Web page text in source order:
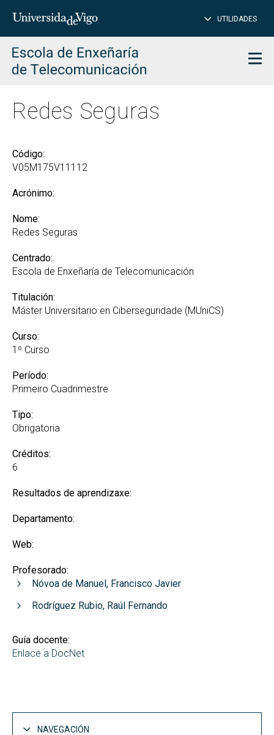
Introduce
para
buscar
UTILIDADES
Redes Seguras
Código:
V05M175V11112
Acrónimo:
Nome:
Redes Seguras
Centrado:
Escola de Enxeñaría de Telecomunicación
Titulación:
Máster Universitario en Ciberseguridade (MUniCS)
Curso:
1º Curso
Período:
Primeiro Cuadrimestre
Tipo:
Obrigatoria
Créditos:
6
Resultados de aprendizaxe:
Departamento:
Web:
Profesorado:
Nóvoa de Manuel, Francisco Javier
Rodríguez Rubio, Raúl Fernando
Guía docente:
Enlace a DocNet
NAVEGACIÓN